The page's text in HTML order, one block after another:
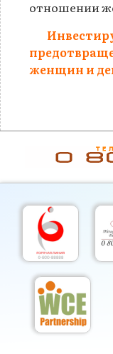
отношении
женщин и